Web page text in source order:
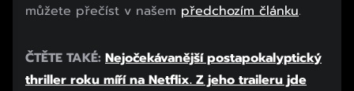
můžete přečíst v našem předchozím článku.
ČTĚTE TAKÉ: Nejočekávanější postapokalyptický
thriller roku míří na Netflix. Z jeho traileru jde